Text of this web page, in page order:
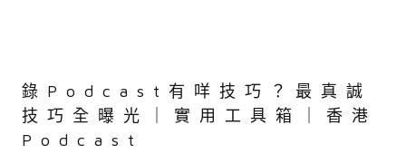
錄Podcast有咩技巧？最真誠
技巧全曝光｜實用工具箱｜香港
Podcast